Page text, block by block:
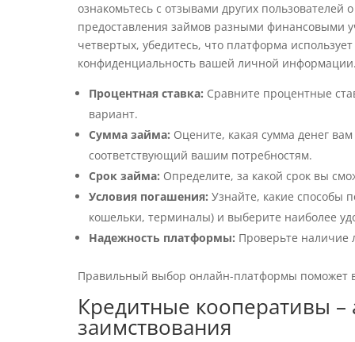
ознакомьтесь с отзывами других
предоставления займов разными
четвертых, убедитесь, что платформа
конфиденциальность вашей личной
Процентная ставка: Сравните процентные
вариант.
Сумма займа: Оцените, какая сумма денег
соответствующий вашим потребностям.
Срок займа: Определите, за какой срок вы
Условия погашения: Узнайте, какие способы
кошельки, терминалы) и выберите наиболее
Надежность платформы: Проверьте наличие
Правильный выбор онлайн-платформы поможет
Кредитные кооперативы –
заимствования